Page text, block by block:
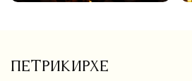
Петрикирхе